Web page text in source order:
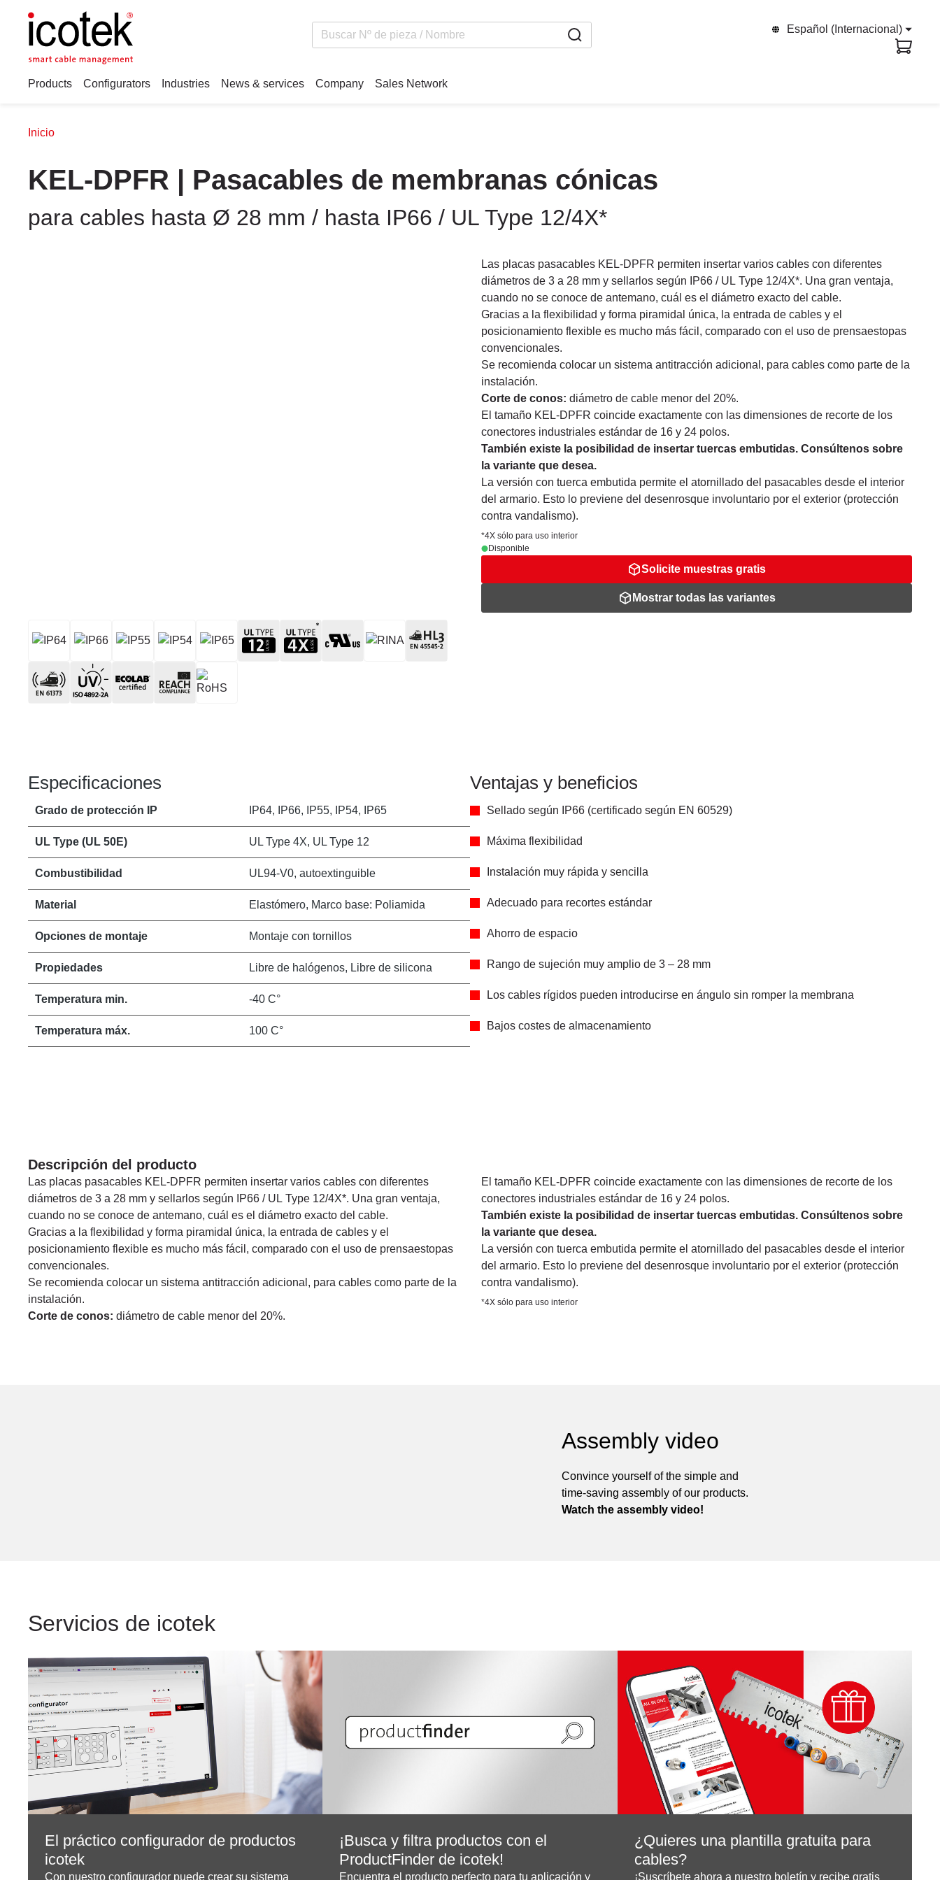
Español (Internacional)
Products Configurators Industries News & services Company Sales Network
Inicio
KEL-DPFR | Pasacables de membranas cónicas
para cables hasta Ø 28 mm / hasta IP66 / UL Type 12/4X*
Las placas pasacables KEL-DPFR permiten insertar varios cables con diferentes
diámetros de 3 a 28 mm y sellarlos según IP66 / UL Type 12/4X*. Una gran ventaja,
cuando no se conoce de antemano, cuál es el diámetro exacto del cable.
Gracias a la flexibilidad y forma piramidal única, la entrada de cables y el
posicionamiento flexible es mucho más fácil, comparado con el uso de prensaestopas
convencionales.
Se recomienda colocar un sistema antitracción adicional, para cables como parte de la
instalación.
Corte de conos: diámetro de cable menor del 20%.
El tamaño KEL-DPFR coincide exactamente con las dimensiones de recorte de los
conectores industriales estándar de 16 y 24 polos.
También existe la posibilidad de insertar tuercas embutidas. Consúltenos sobre
la variante que desea.
La versión con tuerca embutida permite el atornillado del pasacables desde el interior
del armario. Esto lo previene del desenrosque involuntario por el exterior (protección
contra vandalismo).
*4X sólo para uso interior
Disponible
Solicite muestras gratis
Mostrar todas las variantes
Especificaciones
Grado de protección IP IP64, IP66, IP55, IP54, IP65
UL Type (UL 50E) UL Type 4X, UL Type 12
Combustibilidad UL94-V0, autoextinguible
Material Elastómero, Marco base: Poliamida
Opciones de montaje Montaje con tornillos
Propiedades Libre de halógenos, Libre de silicona
Temperatura min. -40 C°
Temperatura máx. 100 C°
Ventajas y beneficios
Sellado según IP66 (certificado según EN 60529)
Máxima flexibilidad
Instalación muy rápida y sencilla
Adecuado para recortes estándar
Ahorro de espacio
Rango de sujeción muy amplio de 3 – 28 mm
Los cables rígidos pueden introducirse en ángulo sin romper la membrana
Bajos costes de almacenamiento
Descripción del producto
Las placas pasacables KEL-DPFR permiten insertar varios cables con diferentes
diámetros de 3 a 28 mm y sellarlos según IP66 / UL Type 12/4X*. Una gran ventaja,
cuando no se conoce de antemano, cuál es el diámetro exacto del cable.
Gracias a la flexibilidad y forma piramidal única, la entrada de cables y el
posicionamiento flexible es mucho más fácil, comparado con el uso de prensaestopas
convencionales.
Se recomienda colocar un sistema antitracción adicional, para cables como parte de la
instalación.
Corte de conos: diámetro de cable menor del 20%.
El tamaño KEL-DPFR coincide exactamente con las dimensiones de recorte de los
conectores industriales estándar de 16 y 24 polos.
También existe la posibilidad de insertar tuercas embutidas. Consúltenos sobre
la variante que desea.
La versión con tuerca embutida permite el atornillado del pasacables desde el interior
del armario. Esto lo previene del desenrosque involuntario por el exterior (protección
contra vandalismo).
*4X sólo para uso interior
Assembly video
Convince yourself of the simple and
time-saving assembly of our products.
Watch the assembly video!
Servicios de icotek
El práctico configurador de productos
icotek
Con nuestro configurador puede crear su sistema
¡Busca y filtra productos con el
ProductFinder de icotek!
Encuentra el producto perfecto para tu aplicación y
¿Quieres una plantilla gratuita para
cables?
¡Suscríbete ahora a nuestro boletín y recibe gratis